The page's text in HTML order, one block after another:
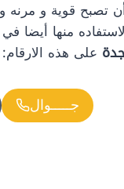
قوية و
منها
على هذه الارقام:
جـــــوال